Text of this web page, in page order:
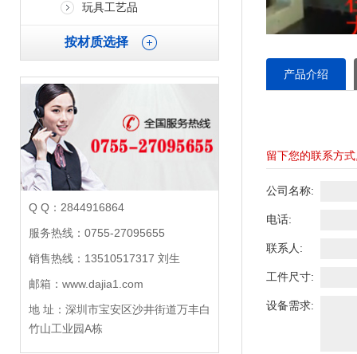
玩具工艺品
按材质选择
Q Q：2844916864
服务热线：0755-27095655
销售热线：13510517317 刘生
邮箱：www.dajia1.com
地 址：深圳市宝安区沙井街道万丰白
竹山工业园A栋
产品介绍
留下您的联系方
公司名称:
电话:
联系人:
工件尺寸:
设备需求: